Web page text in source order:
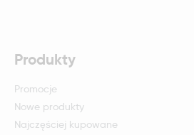
Produkty
Promocje
Nowe produkty
Najczęściej kupowane